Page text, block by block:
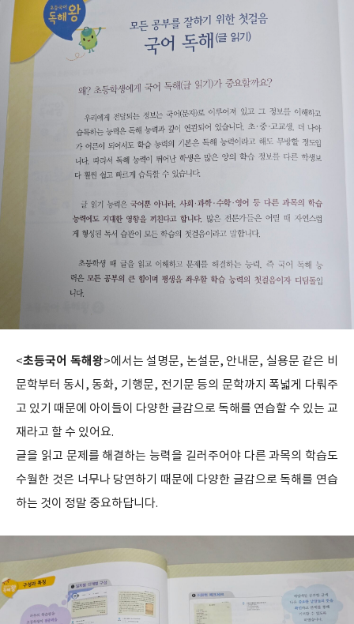
<초등국어 독해왕>에서는 설명문, 논설문, 안내문, 실용문 같은 비
문학부터 동시, 동화, 기행문, 전기문 등의 문학까지 폭넓게 다뤄주
고 있기 때문에 아이들이 다양한 글감으로 독해를 연습할 수 있는 교
재라고 할 수 있어요.
글을 읽고 문제를 해결하는 능력을 길러주어야 다른 과목의 학습도
수월한 것은 너무나 당연하기 때문에 다양한 글감으로 독해를 연습
하는 것이 정말 중요하답니다.